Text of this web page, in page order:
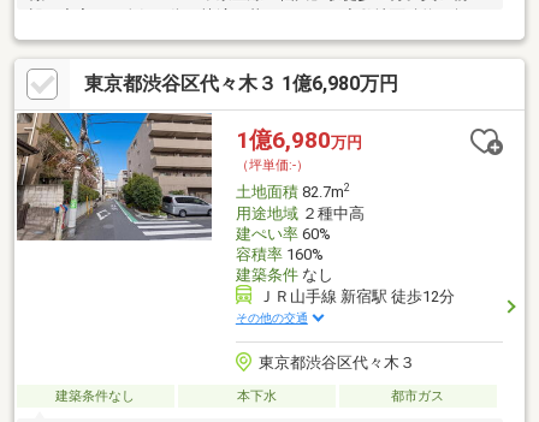
設が充実した人気の街で快適に暮らせます！◆敷地面積約48坪の
ゆとり。車2台駐車可能な余裕ある配棟計画が可能です！◇南
西・北東の2面接道につき陽当たり・通風良好。解体後更地渡しで
お引き渡し！◆参考プランは延床116㎡超の4LDK。家族のこだわ
りを反映した邸宅を建築可能！◇建築条件なしのためお好みのハ
ウスメーカーで建築可能です！まずは、現地をご案内させていた
だきます！☆―――――・・・ ―☆― ・・・―――――☆
東京都渋谷区代々木３ 1億6,980万円
1億6,980万円
（坪単価:-）
土地面積82.7m2
用途地域２種中高
建ぺい率60%
容積率160%
建築条件なし
ＪＲ山手線 新宿駅 徒歩12分
その他の交通
東京都渋谷区代々木３
建築条件なし 本下水 都市ガス